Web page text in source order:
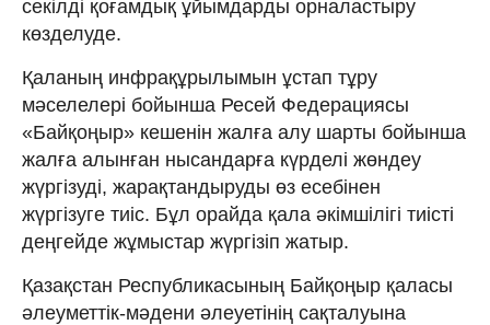
секілді қоғамдық ұйымдарды орналастыру
көзделуде.
Қаланың инфрақұрылымын ұстап тұру
мәселелері бойынша Ресей Федерациясы
«Байқоңыр» кешенін жалға алу шарты бойынша
жалға алынған нысандарға күрделі жөндеу
жүргізуді, жарақтандыруды өз есебінен
жүргізуге тиіс. Бұл орайда қала әкімшілігі тиісті
деңгейде жұмыстар жүргізіп жатыр.
Қазақстан Республикасының Байқоңыр қаласы
әлеуметтік-мәдени әлеуетінің сақталуына